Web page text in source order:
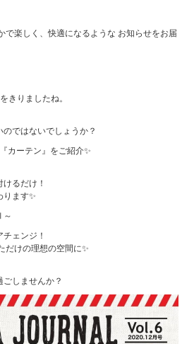
で楽しく、快適になるような お知らせをお届
きりましたね。
ではないでしょうか？
カーテン』をご紹介✨
るだけ！
ます✨
～
ェンジ！
だけの理想の空間に✨
しませんか？